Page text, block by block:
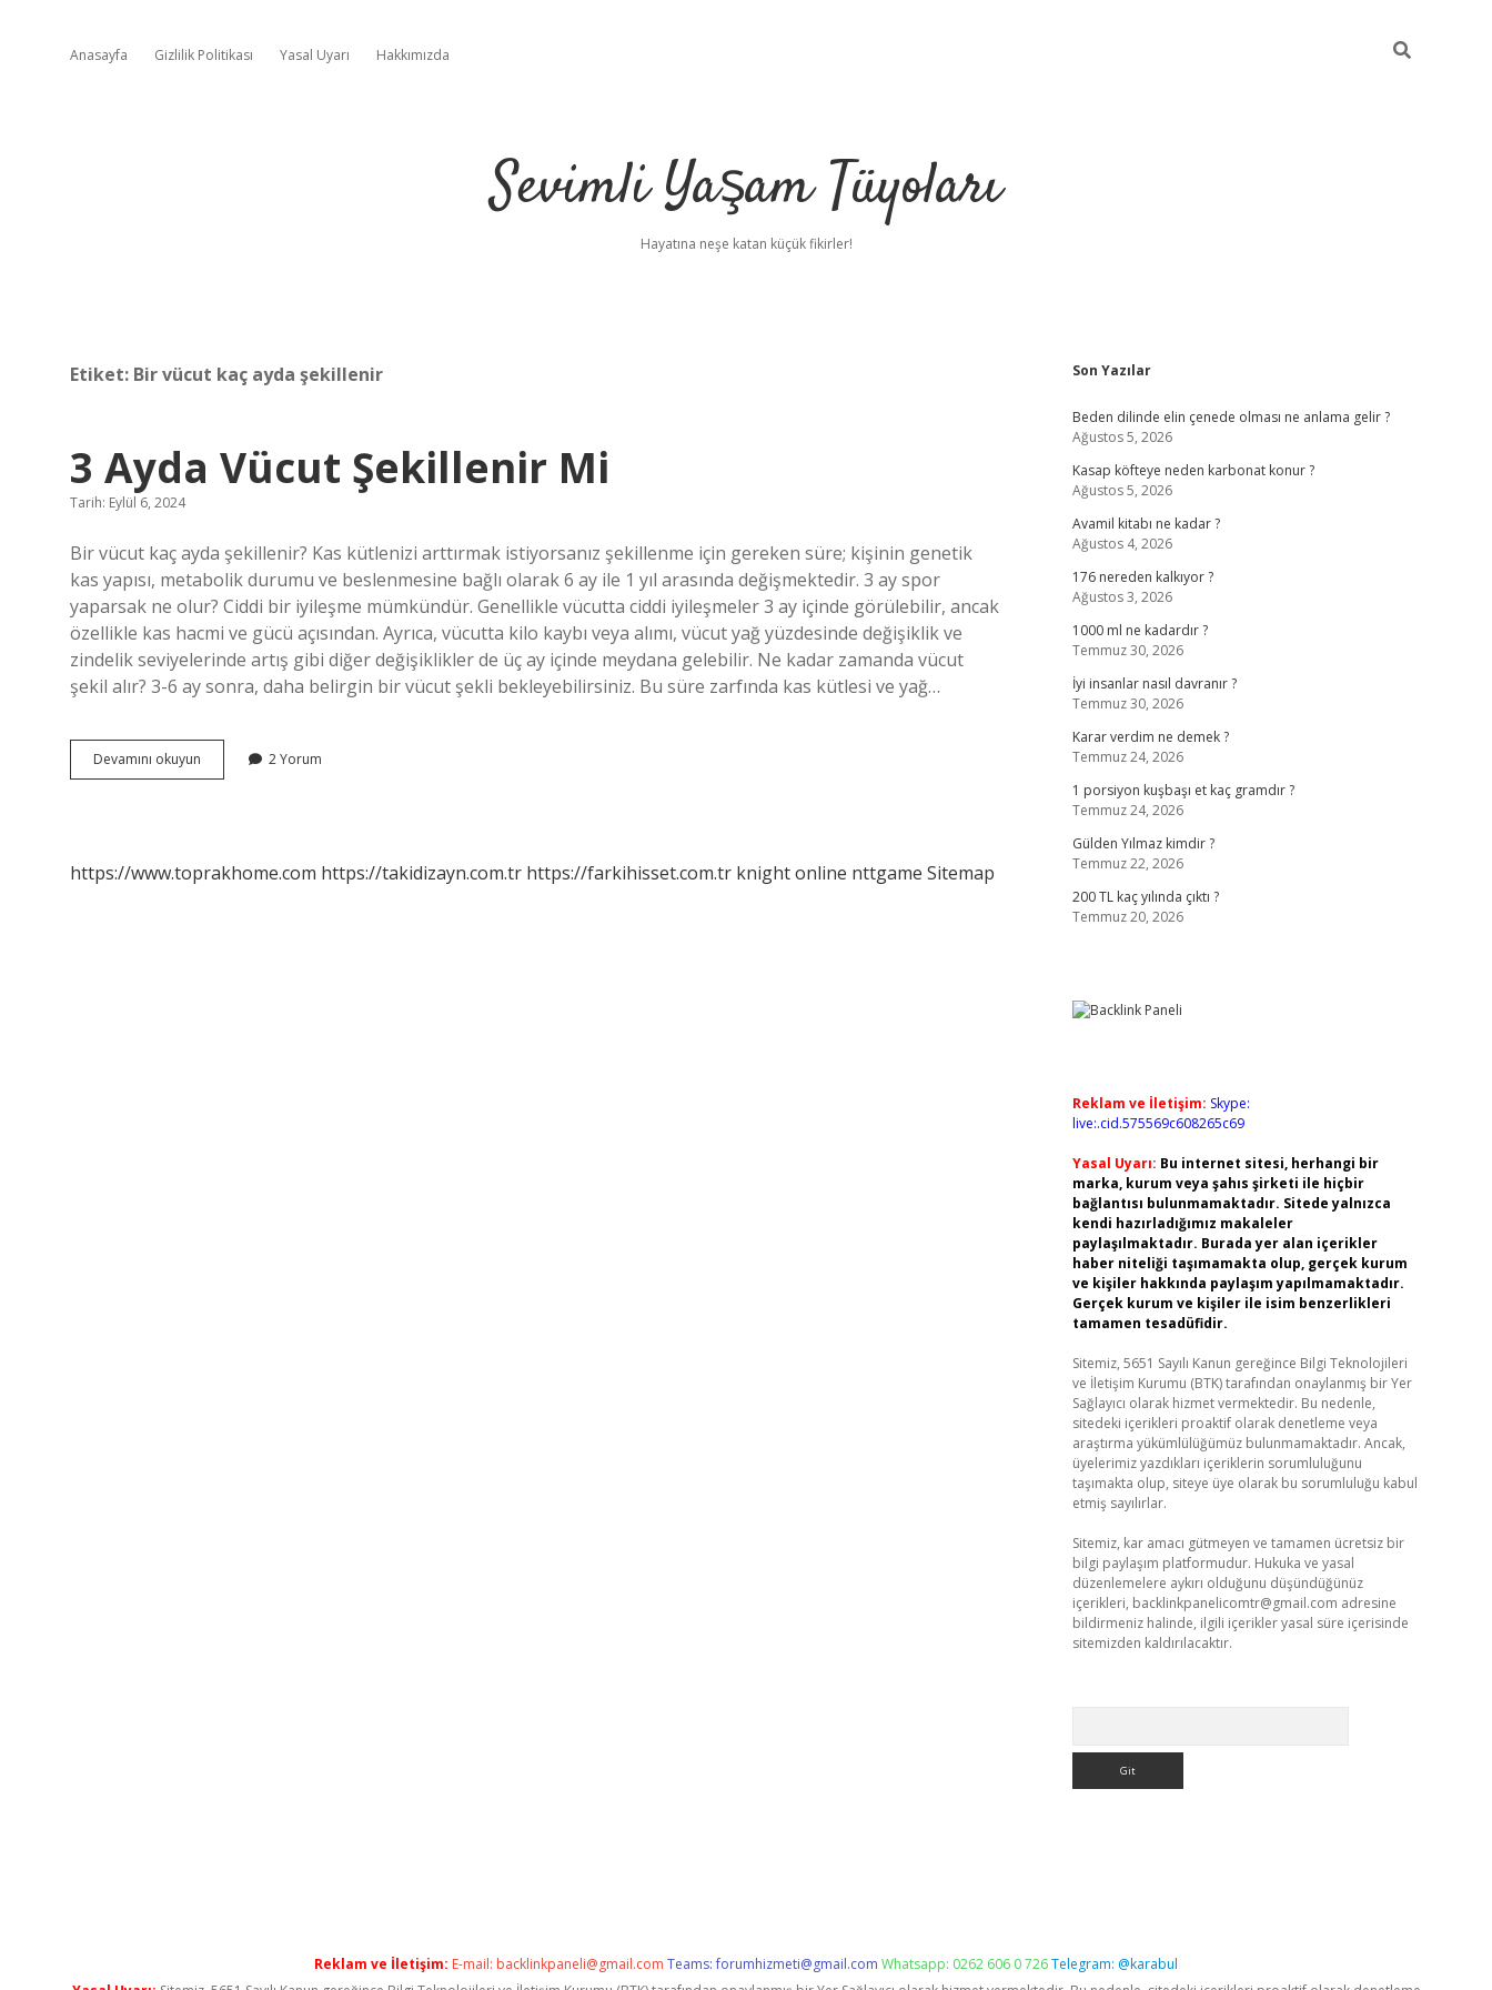
Anasayfa Gizlilik Politikası Yasal Uyarı Hakkımızda
Sevimli Yaşam Tüyoları
Hayatına neşe katan küçük fikirler!
Etiket: Bir vücut kaç ayda şekillenir
3 Ayda Vücut Şekillenir Mi
Tarih: Eylül 6, 2024
Bir vücut kaç ayda şekillenir? Kas kütlenizi arttırmak istiyorsanız şekillenme için gereken süre; kişinin genetik
kas yapısı, metabolik durumu ve beslenmesine bağlı olarak 6 ay ile 1 yıl arasında değişmektedir. 3 ay spor
yaparsak ne olur? Ciddi bir iyileşme mümkündür. Genellikle vücutta ciddi iyileşmeler 3 ay içinde görülebilir, ancak
özellikle kas hacmi ve gücü açısından. Ayrıca, vücutta kilo kaybı veya alımı, vücut yağ yüzdesinde değişiklik ve
zindelik seviyelerinde artış gibi diğer değişiklikler de üç ay içinde meydana gelebilir. Ne kadar zamanda vücut
şekil alır? 3-6 ay sonra, daha belirgin bir vücut şekli bekleyebilirsiniz. Bu süre zarfında kas kütlesi ve yağ…
Devamını okuyun
Ayda
2 Yorum
https://www.toprakhome.com https://takidizayn.com.tr https://farkihisset.com.tr knight online nttgame Sitemap
Sidebar
Son Yazılar
Beden dilinde elin çenede olması ne anlama gelir ?
Ağustos 5, 2026
Kasap köfteye neden karbonat konur ?
Ağustos 5, 2026
Avamil kitabı ne kadar ?
Ağustos 4, 2026
176 nereden kalkıyor ?
Ağustos 3, 2026
1000 ml ne kadardır ?
Temmuz 30, 2026
İyi insanlar nasıl davranır ?
Temmuz 30, 2026
Karar verdim ne demek ?
Temmuz 24, 2026
1 porsiyon kuşbaşı et kaç gramdır ?
Temmuz 24, 2026
Gülden Yılmaz kimdir ?
Temmuz 22, 2026
200 TL kaç yılında çıktı ?
Temmuz 20, 2026
Reklam ve İletişim: Skype:
live:.cid.575569c608265c69
Yasal Uyarı: Bu internet sitesi, herhangi bir
marka, kurum veya şahıs şirketi ile hiçbir
bağlantısı bulunmamaktadır. Sitede yalnızca
kendi hazırladığımız makaleler
paylaşılmaktadır. Burada yer alan içerikler
haber niteliği taşımamakta olup, gerçek kurum
ve kişiler hakkında paylaşım yapılmamaktadır.
Gerçek kurum ve kişiler ile isim benzerlikleri
tamamen tesadüfidir.
Sitemiz, 5651 Sayılı Kanun gereğince Bilgi Teknolojileri
ve İletişim Kurumu (BTK) tarafından onaylanmış bir Yer
Sağlayıcı olarak hizmet vermektedir. Bu nedenle,
sitedeki içerikleri proaktif olarak denetleme veya
araştırma yükümlülüğümüz bulunmamaktadır. Ancak,
üyelerimiz yazdıkları içeriklerin sorumluluğunu
taşımakta olup, siteye üye olarak bu sorumluluğu kabul
etmiş sayılırlar.
Sitemiz, kar amacı gütmeyen ve tamamen ücretsiz bir
bilgi paylaşım platformudur. Hukuka ve yasal
düzenlemelere aykırı olduğunu düşündüğünüz
içerikleri, backlinkpanelicomtr@gmail.com adresine
bildirmeniz halinde, ilgili içerikler yasal süre içerisinde
sitemizden kaldırılacaktır.
Reklam ve İletişim: E-mail: backlinkpaneli@gmail.com Teams:forumhizmeti@gmail.com Whatsapp: 0262 606 0 726Telegram: @karabul